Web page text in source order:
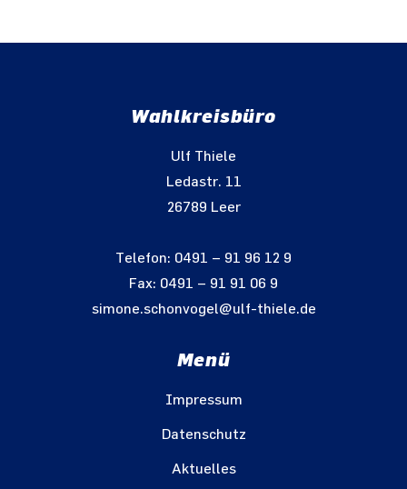
Wahlkreisbüro
Ulf Thiele
Ledastr. 11
26789 Leer
Telefon: 0491 – 91 96 12 9
Fax: 0491 – 91 91 06 9
simone.schonvogel@ulf-thiele.de
Menü
Impressum
Datenschutz
Aktuelles